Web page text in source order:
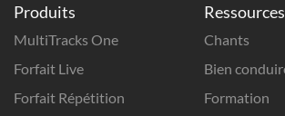
Produits
MultiTracks One
Forfait Live
Forfait Répétition
Ressources
Chants
Bien
Formation